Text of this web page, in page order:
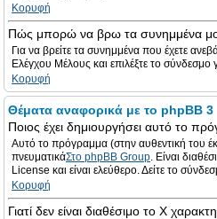
Κορυφή
Πώς μπορώ να βρω τα συνημμένα
Για να βρείτε τα συνημμένα που έχετε
Ελέγχου Μέλους και επιλέξτε το σύνδεσμο
Κορυφή
Θέματα αναφορικά με το phpBB 3
Ποιος έχει δημιουργήσει αυτό το
Αυτό το πρόγραμμα (στην αυθεντική του
πνευματικάΣτο phpBB Group. Είναι
License και είναι ελεύθερο. Δείτε το
Κορυφή
Γιατί δεν είναι διαθέσιμο το Χ